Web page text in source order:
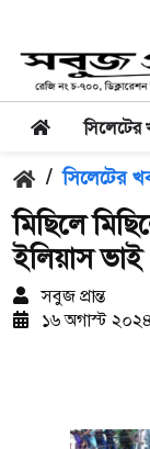
সিলেটের
/ সিলেটের
মিছিলে
ইলিয়াস ভাই
সবুজ প্রান্ত
১৬ অগাস্ট